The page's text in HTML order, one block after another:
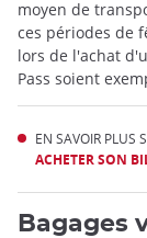
moyen de
ces périodes de
lors de l'achat
Pass soient
EN SAVOIR PLUS
ACHETER SON
Bagages